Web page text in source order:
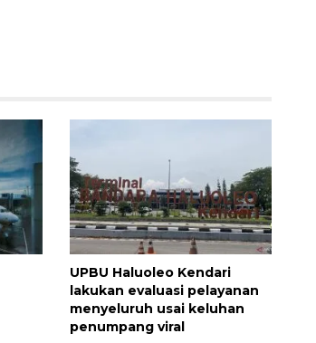
UPBU Haluoleo Kendari
lakukan evaluasi pelayanan
menyeluruh usai keluhan
penumpang viral